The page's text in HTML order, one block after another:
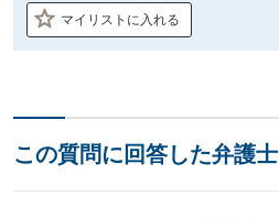
マイリストに入れる
この質問に回答した弁護士